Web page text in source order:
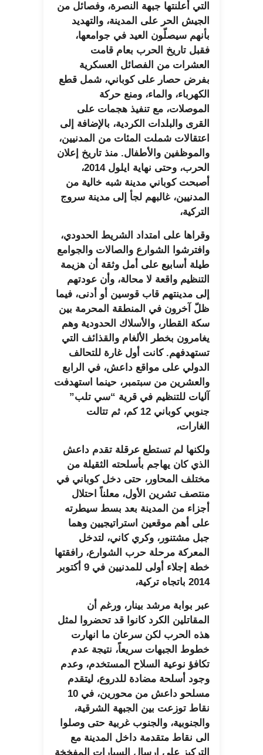
التي أعلنتها جبهة النصرة، وفصائل من
الجيش الحر على المدينة، والتهديد
بأنهم سيصلّون العيد في جوامعها،
فقبل تاريخ الحرب بعام قامت
العشرات من الفصائل العسكرية
بفرض حصار على كوباني، شمل قطع
الكهرباء، والماء، ومنع حركة
الموصلات، مع تنفيذ هجمات على
القرى والبلدات الكردية، بالإضافة إلى
اعتقالات شملت المئات من المدنيين،
والموظفين والأطفال. منذ تاريخ إعلان
الحرب، وحتى نهاية ايلول 2014،
أصبحت كوباني مدينة شبه خالية من
المدنيين، غالبهم لجأ إلى مدينة سروج
التركية،
وقراها على امتداد الشريط الحدودي،
وافترشوا الشوارع والصالات والجوامع
طيلة أسابيع على أمل وثقة أن هزيمة
التنظيم واقعة لا محالة، وأن عودتهم
إلى مدينتهم قاب قوسين أو أدنى، فيما
ظلّ آخرون في المنطقة المحرمة بين
سكة القطار، والأسلاك الحدودية وهم
يغامرون بخطر الألغام والقذائف التي
تستهدفهم. كانت أول غارة للتحالف
الدولي على مواقع داعش، في الرابع
والعشرين من سبتمبر، حينما استهدفت
آليات للتنظيم في قرية “سي تلب”
جنوبي كوباني 12 كم، ثم تتالت
الغارات،
ولكنها لم تستطع عرقلة تقدم داعش
الذي كان يهاجم بأسلحته الثقيلة من
مختلف المحاور، حتى دخل كوباني في
منتصف تشرين الأول، معلناً احتلال
أجزاء من المدينة بعد بسط سيطرته
على أهم موقعين استراتيجيين وهما
جبل مشتنور، وكري كاني، لتدخل
المعركة مرحلة حرب الشوارع، رافقتها
خطة إجلاء أولى للمدنيين في 9 أكتوبر
2014 باتجاه تركية،
عبر بوابة مرشد بينار، ورغم أن
المقاتلين الكرد كانوا قد تحضروا لمثل
هذه الحرب لكن سرعان ما انهارت
خطوط الجبهات سريعاً، نتيجة عدم
تكافؤ نوعية السلاح المستخدم، وعدم
وجود أسلحة مضادة للدروع، ليتقدم
مسلحو داعش من محورين، في 10
نقاط توزعت بين الجبهة الشرقية،
والجنوبية، والجنوب غربية حتى وصلوا
الى نقاط متقدمة داخل المدينة مع
التركيز على ارسال السيارات المفخخة